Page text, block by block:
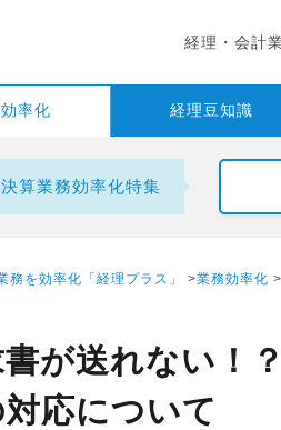
経理・会計
効率化 経理豆知識
決算業務効率化特集
務を効率化「経理プラス」 >業務効率化 >
が送れない！
応について